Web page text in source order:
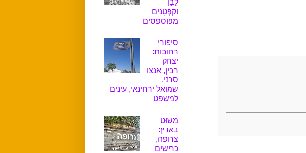
לָבָן
וקַפְטָנִים
מפוספסים
סיפורי
רחובות:
יצחק
רבין, אנצו
סרני,
שמואל ירחינאי, עינים
למשפט
מִשׁוּט
בארץ:
צרופה,
כרישים